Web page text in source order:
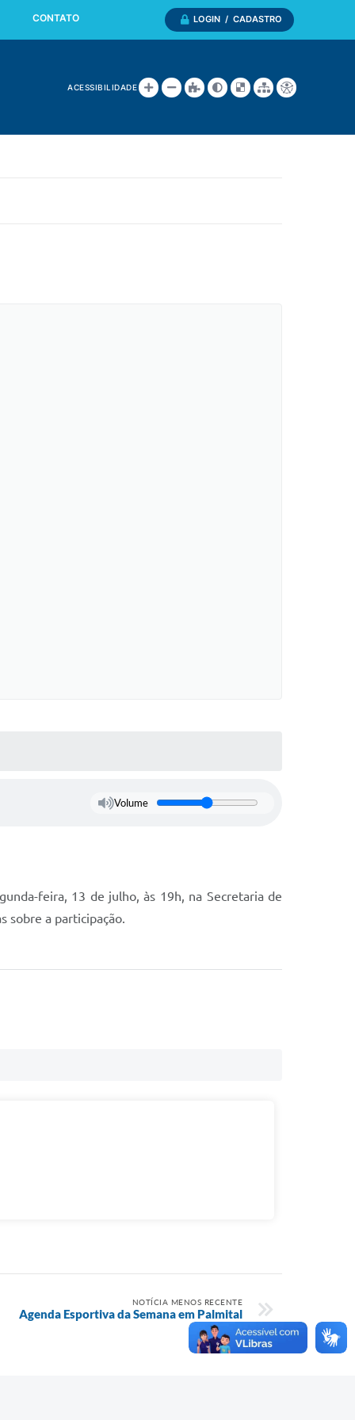
LOGIN / CADASTRO
ACESSIBILIDADE
CONTATO
Volume
feira, 13 de julho, às 19h, na Secretaria de
sobre a participação.
NOTÍCIA MENOS RECENTE
Agenda Esportiva da Semana em Palmital